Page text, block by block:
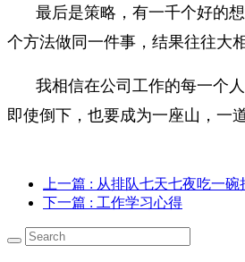
最后是策略，有一千个好的
个方法做同一件事，结果往往大
我相信在公司工作的每一个
即使倒下，也要成为一座山，一
上一篇 : 从排队七天七夜吃一
下一篇 : 工作学习心得